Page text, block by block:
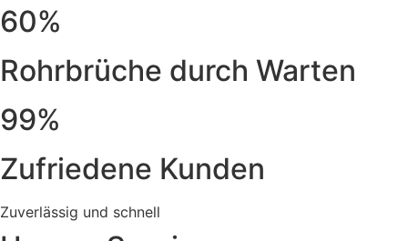
60%
Rohrbrüche durch Warten
99%
Zufriedene Kunden
Zuverlässig und schnell